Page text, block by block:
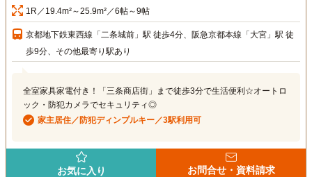
1R／19.4m²～25.9m²／6帖～9帖
京都地下鉄東西線「二条城前」駅 徒歩4分、阪急京都本線「大宮」駅 徒
歩9分、その他最寄り駅あり
全室家具家電付き！「三条商店街」まで徒歩3分で生活便利☆オートロ
ック・防犯カメラでセキュリティ◎
家主居住／防犯ディンプルキー／3駅利用可
お気に入り お問合せ・資料請求